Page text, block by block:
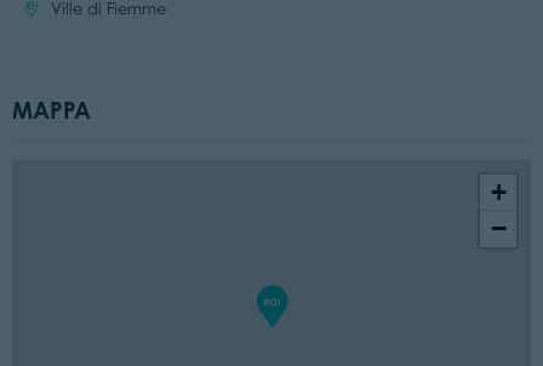
Località:Ville di Fiemme
MAPPA
+
−